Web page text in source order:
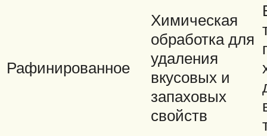
Рафинированное
Химическая
обработка для
удаления
вкусовых и
запаховых
свойств